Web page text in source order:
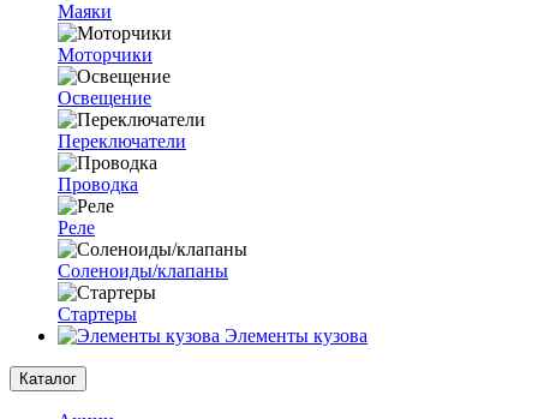
Маяки
Моторчики
Освещение
Переключатели
Проводка
Реле
Соленоиды/клапаны
Стартеры
Элементы кузова
Каталог